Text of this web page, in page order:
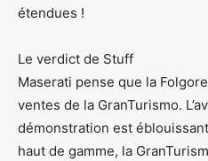
étendues !
Le verdict de Stuff
Maserati pense que la
ventes de la GranTurismo.
démonstration est
haut de gamme, la